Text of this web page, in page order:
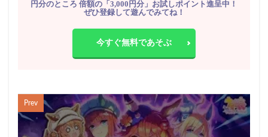
円分のところ 倍額の「3,000円分」お試しポイント進呈中！
ぜひ登録して遊んでみてね！
今すぐ無料であそぶ
Prev